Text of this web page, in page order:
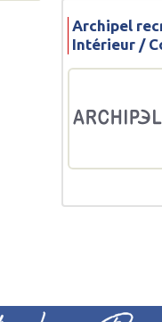
Archipel
Intérieur /